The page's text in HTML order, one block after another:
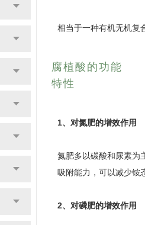
相当于一种有机无机复
腐植酸的功能
特性
1、对氮肥的增效作用
氮肥多以碳酸和尿素为
吸附能力，可以减少铵
2、对磷肥的增效作用